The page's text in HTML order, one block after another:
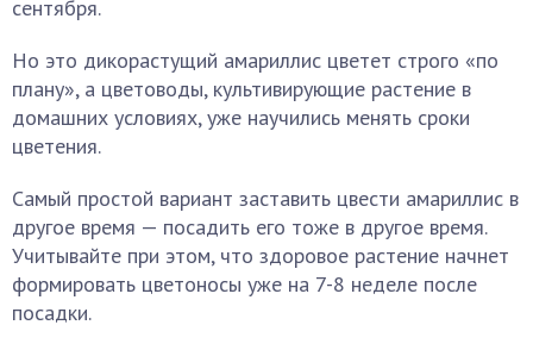
сентября.
Но это дикорастущий амариллис цветет строго «по
плану», а цветоводы, культивирующие растение в
домашних условиях, уже научились менять сроки
цветения.
Самый простой вариант заставить цвести амариллис в
другое время — посадить его тоже в другое время.
Учитывайте при этом, что здоровое растение начнет
формировать цветоносы уже на 7-8 неделе после
посадки.